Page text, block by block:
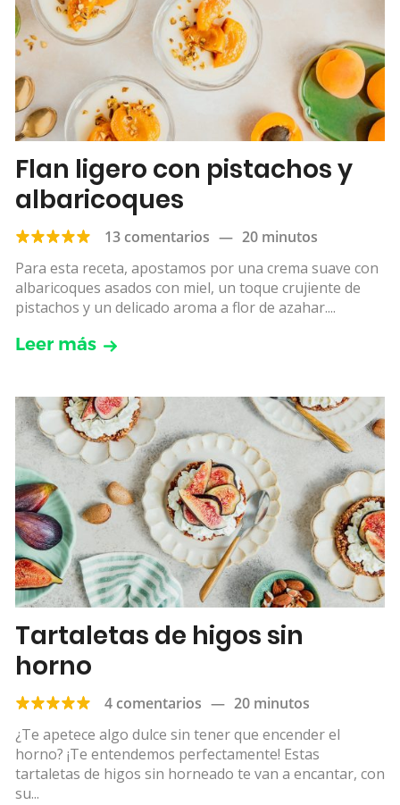
Flan ligero con pistachos y
albaricoques
13 comentarios — 20 minutos
Para esta receta, apostamos por una crema suave con
albaricoques asados con miel, un toque crujiente de
pistachos y un delicado aroma a flor de azahar....
Leer más
Tartaletas de higos sin
horno
4 comentarios — 20 minutos
¿Te apetece algo dulce sin tener que encender el
horno? ¡Te entendemos perfectamente! Estas
tartaletas de higos sin horneado te van a encantar, con
su...